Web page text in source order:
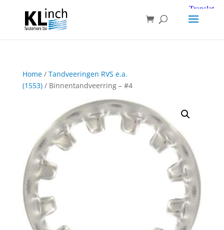
Home/ Tandveeringen RVS e.a.
(1553)/ Binnentandveerring – #4